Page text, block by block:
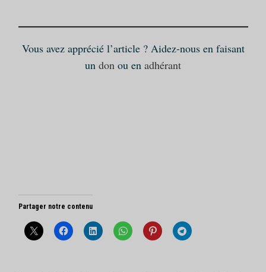
Vous avez apprécié l’article ? Aidez-nous en faisant
un don ou en adhérant
Partager notre contenu